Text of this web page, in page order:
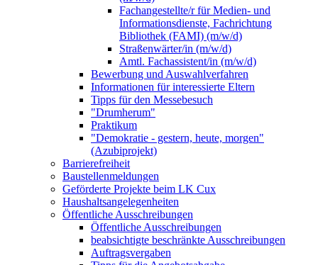
Fachangestellte/r für Medien- und
Informationsdienste, Fachrichtung
Bibliothek (FAMI) (m/w/d)
Straßenwärter/in (m/w/d)
Amtl. Fachassistent/in (m/w/d)
Bewerbung und Auswahlverfahren
Informationen für interessierte Eltern
Tipps für den Messebesuch
"Drumherum"
Praktikum
"Demokratie - gestern, heute, morgen"
(Azubiprojekt)
Barrierefreiheit
Baustellenmeldungen
Geförderte Projekte beim LK Cux
Haushaltsangelegenheiten
Öffentliche Ausschreibungen
Öffentliche Ausschreibungen
beabsichtigte beschränkte Ausschreibungen
Auftragsvergaben